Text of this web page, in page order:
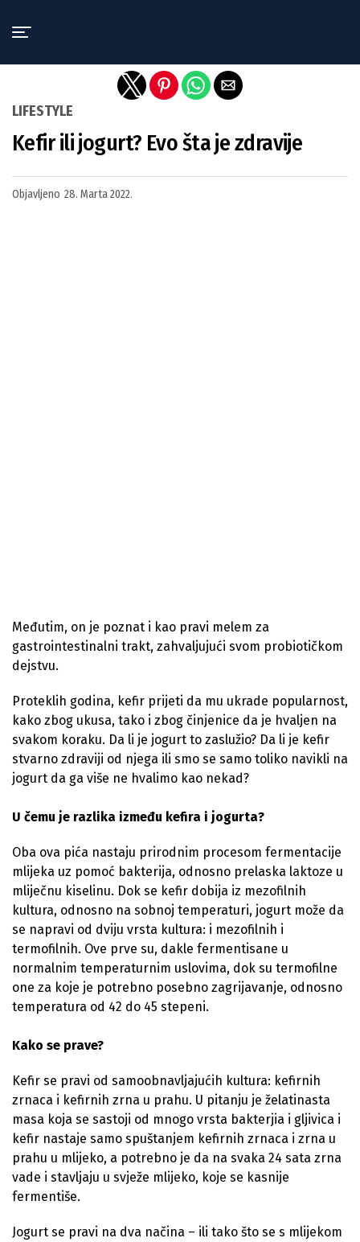
LIFESTYLE
Kefir ili jogurt? Evo šta je zdravije
Objavljeno 28. Marta 2022.
Međutim, on je poznat i kao pravi melem za
gastrointestinalni trakt, zahvaljujući svom probiotičkom
dejstvu.
Proteklih godina, kefir prijeti da mu ukrade popularnost,
kako zbog ukusa, tako i zbog činjenice da je hvaljen na
svakom koraku. Da li je jogurt to zaslužio? Da li je kefir
stvarno zdraviji od njega ili smo se samo toliko navikli na
jogurt da ga više ne hvalimo kao nekad?
U čemu je razlika između kefira i jogurta?
Oba ova pića nastaju prirodnim procesom fermentacije
mlijeka uz pomoć bakterija, odnosno prelaska laktoze u
mliječnu kiselinu. Dok se kefir dobija iz mezofilnih
kultura, odnosno na sobnoj temperaturi, jogurt može da
se napravi od dviju vrsta kultura: i mezofilnih i
termofilnih. Ove prve su, dakle fermentisane u
normalnim temperaturnim uslovima, dok su termofilne
one za koje je potrebno posebno zagrijavanje, odnosno
temperatura od 42 do 45 stepeni.
Kako se prave?
Kefir se pravi od samoobnavljajućih kultura: kefirnih
zrnaca i kefirnih zrna u prahu. U pitanju je želatinasta
masa koja se sastoji od mnogo vrsta bakterjia i gljivica i
kefir nastaje samo spuštanjem kefirnih zrnaca i zrna u
prahu u mlijeko, a potrebno je da na svaka 24 sata zrna
vade i stavljaju u svježe mlijeko, koje se kasnije
fermentiše.
Jogurt se pravi na dva načina – ili tako što se s mlijekom